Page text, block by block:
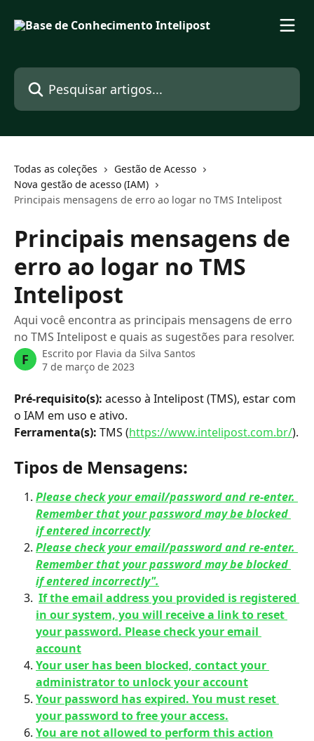
Pesquisar artigos...
Todas as coleções
Gestão de Acesso
Nova gestão de acesso (IAM)
Principais mensagens de erro ao logar no TMS Intelipost
Principais mensagens de
erro ao logar no TMS
Intelipost
Aqui você encontra as principais mensagens de erro
no TMS Intelipost e quais as sugestões para resolver.
F Escrito por Flavia da Silva Santos
7 de março de 2023
Pré-requisito(s): acesso à Intelipost (TMS), estar com
o IAM em uso e ativo.
Ferramenta(s): TMS (https://www.intelipost.com.br/).
Tipos de Mensagens:
Please check your email/password and re-enter.
Remember that your password may be blocked
if entered incorrectly
Please check your email/password and re-enter.
Remember that your password may be blocked
if entered incorrectly".
If the email address you provided is registered
in our system, you will receive a link to reset
your password. Please check your email
account
Your user has been blocked, contact your
administrator to unlock your account
Your password has expired. You must reset
your password to free your access.
You are not allowed to perform this action